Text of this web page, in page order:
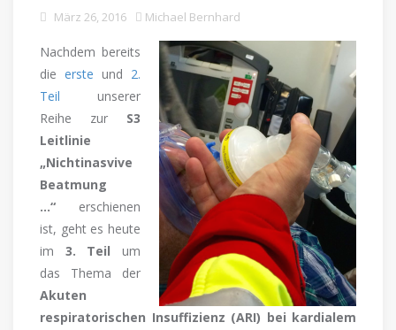
März 26, 2016 Michael Bernhard
Nachdem bereits
die erste und 2.
Teil unserer
Reihe zur S3
Leitlinie
„Nichtinasvive
Beatmung
…“ erschienen
ist, geht es heute
im 3. Teil um
das Thema der
Akuten
respiratorischen Insuffizienz (ARI) bei kardialem